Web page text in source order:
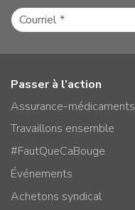
Passer à l’action
Assurance-médicaments
Travaillons ensemble
#FautQueCaBouge
Événements
Achetons syndical